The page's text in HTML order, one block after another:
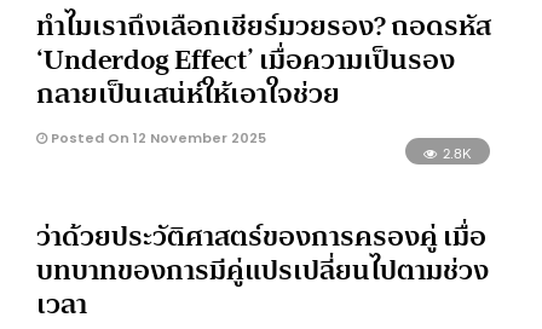
ทำไมเราถึงเลือกเชียร์มวยรอง? ถอดรหัส
‘Underdog Effect’ เมื่อความเป็นรอง
กลายเป็นเสน่ห์ให้เอาใจช่วย
Posted On 12 November 2025
2.8K
ว่าด้วยประวัติศาสตร์ของการครองคู่ เมื่อ
บทบาทของการมีคู่แปรเปลี่ยนไปตามช่วง
เวลา